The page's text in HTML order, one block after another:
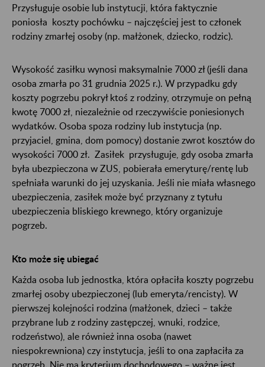
Przysługuje osobie lub instytucji, która faktycznie
poniosła koszty pochówku – najczęściej jest to członek
rodziny zmarłej osoby (np. małżonek, dziecko, rodzic).
Wysokość zasiłku wynosi maksymalnie 7000 zł (jeśli dana
osoba zmarła po 31 grudnia 2025 r.). W przypadku gdy
koszty pogrzebu pokrył ktoś z rodziny, otrzymuje on pełną
kwotę 7000 zł, niezależnie od rzeczywiście poniesionych
wydatków. Osoba spoza rodziny lub instytucja (np.
przyjaciel, gmina, dom pomocy) dostanie zwrot kosztów do
wysokości 7000 zł. Zasiłek przysługuje, gdy osoba zmarła
była ubezpieczona w ZUS, pobierała emeryturę/rentę lub
spełniała warunki do jej uzyskania. Jeśli nie miała własnego
ubezpieczenia, zasiłek może być przyznany z tytułu
ubezpieczenia bliskiego krewnego, który organizuje
pogrzeb.
Kto może się ubiegać
Każda osoba lub jednostka, która opłaciła koszty pogrzebu
zmarłej osoby ubezpieczonej (lub emeryta/rencisty). W
pierwszej kolejności rodzina (małżonek, dzieci – także
przybrane lub z rodziny zastępczej, wnuki, rodzice,
rodzeństwo), ale również inna osoba (nawet
niespokrewniona) czy instytucja, jeśli to ona zapłaciła za
pogrzeb. Nie ma kryterium dochodowego – ważne jest